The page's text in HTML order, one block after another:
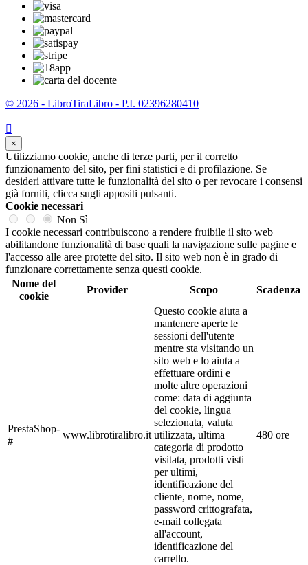
© 2026 - LibroTiraLibro - P.I. 02396280410

×
Utilizziamo cookie, anche di terze parti, per il corretto
funzionamento del sito, per fini statistici e di profilazione. Se
desideri attivare tutte le funzionalità del sito o per revocare i consensi
già forniti, clicca sugli appositi pulsanti.
Cookie necessari
Non Sì
I cookie necessari contribuiscono a rendere fruibile il sito web
abilitandone funzionalità di base quali la navigazione sulle pagine e
l'accesso alle aree protette del sito. Il sito web non è in grado di
funzionare correttamente senza questi cookie.
Nome del
cookie
Provider Scopo Scadenza
PrestaShop-
#
www.librotiralibro.it
Questo cookie aiuta a
mantenere aperte le
sessioni dell'utente
mentre sta visitando un
sito web e lo aiuta a
effettuare ordini e
molte altre operazioni
come: data di aggiunta
del cookie, lingua
selezionata, valuta
utilizzata, ultima
categoria di prodotto
visitata, prodotti visti
per ultimi,
identificazione del
cliente, nome, nome,
password crittografata,
e-mail collegata
all'account,
identificazione del
carrello.
480 ore